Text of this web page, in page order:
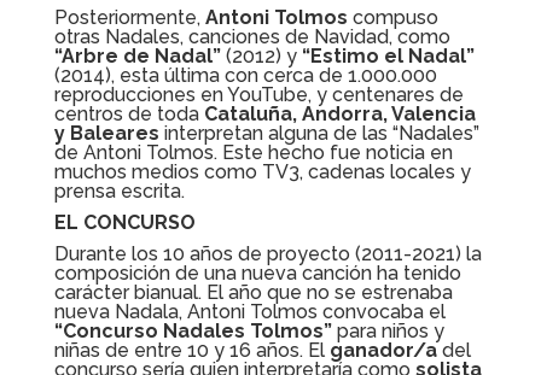
Posteriormente, Antoni Tolmos compuso
otras Nadales, canciones de Navidad, como
“Arbre de Nadal”(2012) y “Estimo el Nadal”
(2014), esta última con cerca de 1.000.000
reproducciones en YouTube, y centenares de
centros de toda Cataluña, Andorra, Valencia
y Baleares interpretan alguna de las “Nadales”
de Antoni Tolmos. Este hecho fue noticia en
muchos medios como TV3, cadenas locales y
prensa escrita.
EL CONCURSO
Durante los 10 años de proyecto (2011-2021) la
composición de una nueva canción ha tenido
carácter bianual. El año que no se estrenaba
nueva Nadala, Antoni Tolmos convocaba el
“Concurso Nadales Tolmos”para niños y
niñas de entre 10 y 16 años. El ganador/adel
concurso sería quien interpretaría como solista